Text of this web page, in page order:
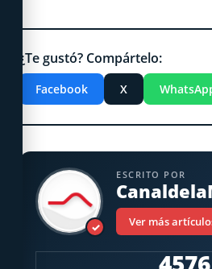
¿Te gustó? Compártelo:
Facebook X
✓
ESCRITO POR
Ver más